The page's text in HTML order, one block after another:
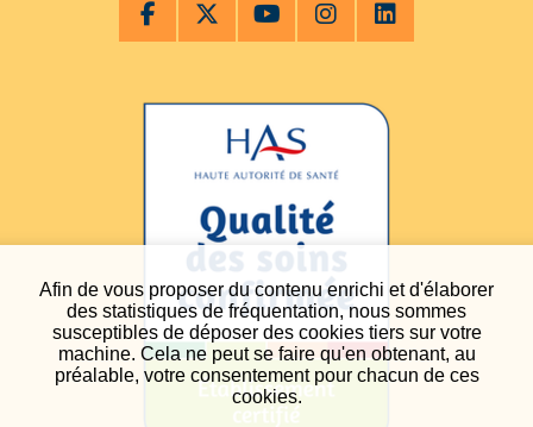
Afin de vous proposer du contenu enrichi et d'élaborer
des statistiques de fréquentation, nous sommes
susceptibles de déposer des cookies tiers sur votre
machine. Cela ne peut se faire qu'en obtenant, au
préalable, votre consentement pour chacun de ces
cookies.